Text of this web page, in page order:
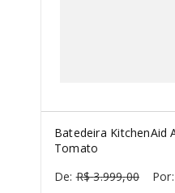
Batedeira KitchenAid
Tomato
R$ 3.999,00